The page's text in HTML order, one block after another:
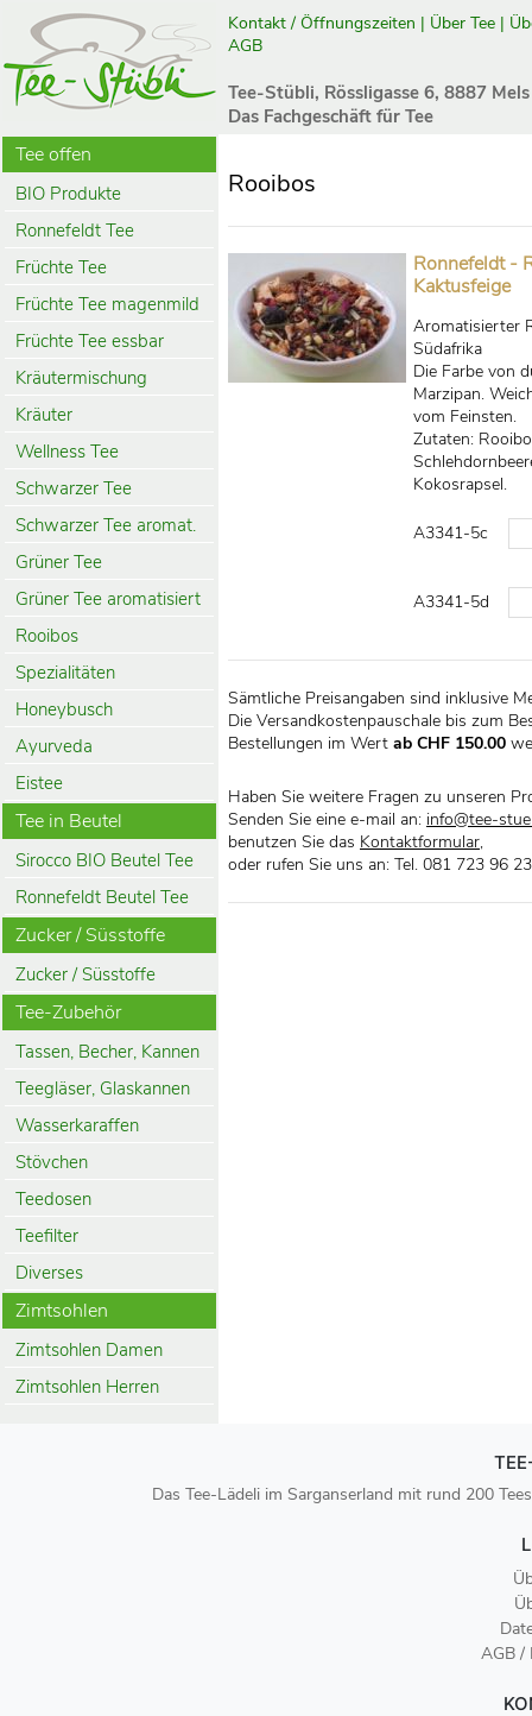
Kontakt / Öffnungszeiten | Über Tee |
AGB
Tee-Stübli, Rössligasse 6, 8887 Mels
Das Fachgeschäft für Tee
Tee offen
BIO Produkte
Ronnefeldt Tee
Früchte Tee
Früchte Tee magenmild
Früchte Tee essbar
Kräutermischung
Kräuter
Wellness Tee
Schwarzer Tee
Schwarzer Tee aromat.
Grüner Tee
Grüner Tee aromatisiert
Rooibos
Spezialitäten
Honeybusch
Ayurveda
Eistee
Tee in Beutel
Sirocco BIO Beutel Tee
Ronnefeldt Beutel Tee
Zucker / Süsstoffe
Zucker / Süsstoffe
Tee-Zubehör
Tassen, Becher, Kannen
Teegläser, Glaskannen
Wasserkaraffen
Stövchen
Teedosen
Teefilter
Diverses
Zimtsohlen
Zimtsohlen Damen
Zimtsohlen Herren
Rooibos
Ronnefeldt -
Kaktusfeige
Aromatisierter
Südafrika
Die Farbe von
Marzipan.
vom Feinsten.
Zutaten:
Kokosrapsel.
A3341-5c
A3341-5d
Sämtliche Preisangaben sind inklusive
Die Versandkostenpauschale bis zum
Bestellungen im Wert ab CHF 150.00
Haben Sie weitere Fragen zu unseren
Senden Sie eine e-mail an: info@tee-
benutzen Sie das Kontaktformular,
oder rufen Sie uns an: Tel. 081 723 96 23
Das Tee-Lädeli im Sarganserland mit rund 200
AGB /